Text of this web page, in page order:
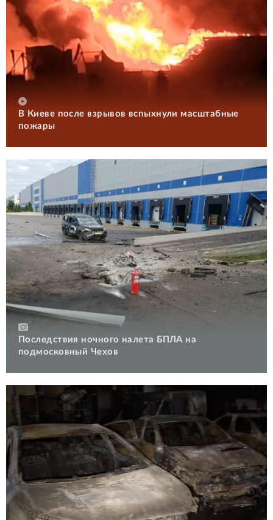
В Киеве после взрывов вспыхнули масштабные
пожары
Последствия ночного налета БПЛА на
подмосковный Чехов